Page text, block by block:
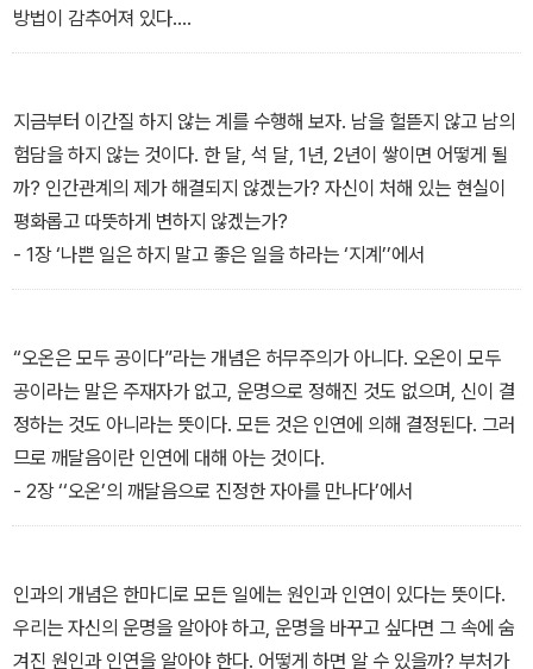
방법이 감추어져 있다.
- 시작하는 글 ‘읽기만 해도 근심 걱정이 사라지는 반야심경’에서
지금부터 이간질 하지 않는 계를 수행해 보자. 남을 헐뜯지 않고 남의
험담을 하지 않는 것이다. 한 달, 석 달, 1년, 2년이 쌓이면 어떻게 될
까? 인간관계의 제가 해결되지 않겠는가? 자신이 처해 있는 현실이
평화롭고 따뜻하게 변하지 않겠는가?
- 1장 ‘나쁜 일은 하지 말고 좋은 일을 하라는 ‘지계’’에서
“오온은 모두 공이다”라는 개념은 허무주의가 아니다. 오온이 모두
공이라는 말은 주재자가 없고, 운명으로 정해진 것도 없으며, 신이 결
정하는 것도 아니라는 뜻이다. 모든 것은 인연에 의해 결정된다. 그러
므로 깨달음이란 인연에 대해 아는 것이다.
- 2장 ‘‘오온’의 깨달음으로 진정한 자아를 만나다’에서
인과의 개념은 한마디로 모든 일에는 원인과 인연이 있다는 뜻이다.
우리는 자신의 운명을 알아야 하고, 운명을 바꾸고 싶다면 그 속에 숨
겨진 원인과 인연을 알아야 한다. 어떻게 하면 알 수 있을까? 부처가